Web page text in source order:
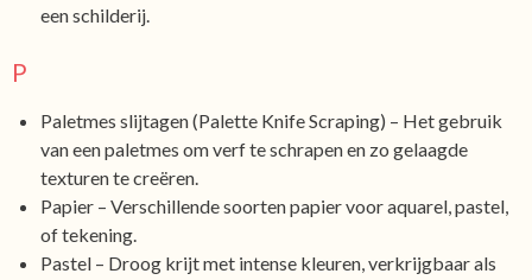
een schilderij.
P
Paletmes slijtagen (Palette Knife Scraping) – Het gebruik
van een paletmes om verf te schrapen en zo gelaagde
texturen te creëren.
Papier – Verschillende soorten papier voor aquarel, pastel,
of tekening.
Pastel – Droog krijt met intense kleuren, verkrijgbaar als